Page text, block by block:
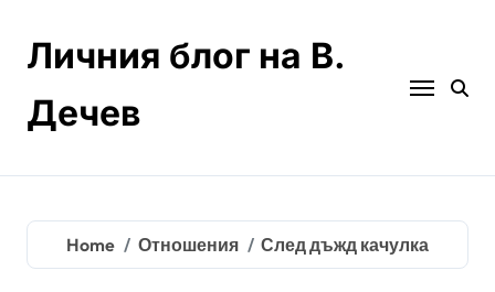
contentЛичния блог на В.
Дечев
Home Отношения След дъжд качулка